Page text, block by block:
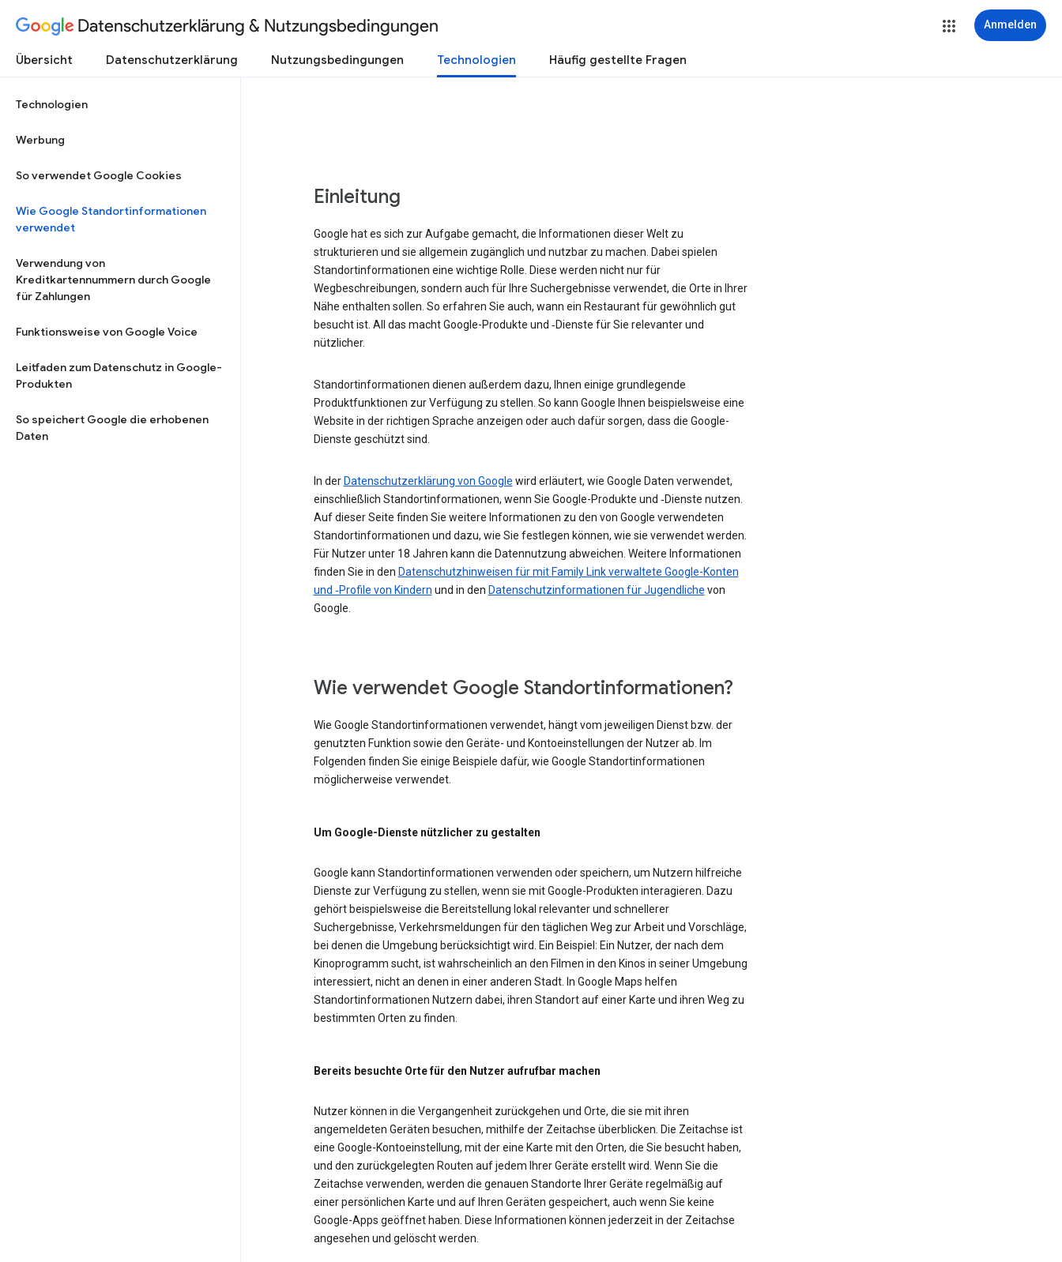
Datenschutzerklärung & Nutzungsbedingungen Anmelden
Übersicht Datenschutzerklärung Nutzungsbedingungen Technologien Häufig gestellte Fragen
Technologien
Werbung
So verwendet Google Cookies
Wie Google Standortinformationen
verwendet
Verwendung von
Kreditkartennummern durch Google
für Zahlungen
Funktionsweise von Google Voice
Leitfaden zum Datenschutz in Google-
Produkten
So speichert Google die erhobenen
Daten
Einleitung
Google hat es sich zur Aufgabe gemacht, die Informationen dieser Welt zu
strukturieren und sie allgemein zugänglich und nutzbar zu machen. Dabei spielen
Standortinformationen eine wichtige Rolle. Diese werden nicht nur für
Wegbeschreibungen, sondern auch für Ihre Suchergebnisse verwendet, die Orte in Ihrer
Nähe enthalten sollen. So erfahren Sie auch, wann ein Restaurant für gewöhnlich gut
besucht ist. All das macht Google-Produkte und ‑Dienste für Sie relevanter und
nützlicher.
Standortinformationen dienen außerdem dazu, Ihnen einige grundlegende
Produktfunktionen zur Verfügung zu stellen. So kann Google Ihnen beispielsweise eine
Website in der richtigen Sprache anzeigen oder auch dafür sorgen, dass die Google-
Dienste geschützt sind.
In der Datenschutzerklärung von Google wird erläutert, wie Google Daten verwendet,
einschließlich Standortinformationen, wenn Sie Google-Produkte und ‑Dienste nutzen.
Auf dieser Seite finden Sie weitere Informationen zu den von Google verwendeten
Standortinformationen und dazu, wie Sie festlegen können, wie sie verwendet werden.
Für Nutzer unter 18 Jahren kann die Datennutzung abweichen. Weitere Informationen
finden Sie in den Datenschutzhinweisen für mit Family Link verwaltete Google-Konten
und ‑Profile von Kindern und in den Datenschutzinformationen für Jugendliche von
Google.
Wie verwendet Google Standortinformationen?
Wie Google Standortinformationen verwendet, hängt vom jeweiligen Dienst bzw. der
genutzten Funktion sowie den Geräte- und Kontoeinstellungen der Nutzer ab. Im
Folgenden finden Sie einige Beispiele dafür, wie Google Standortinformationen
möglicherweise verwendet.
Um Google-Dienste nützlicher zu gestalten
Google kann Standortinformationen verwenden oder speichern, um Nutzern hilfreiche
Dienste zur Verfügung zu stellen, wenn sie mit Google-Produkten interagieren. Dazu
gehört beispielsweise die Bereitstellung lokal relevanter und schnellerer
Suchergebnisse, Verkehrsmeldungen für den täglichen Weg zur Arbeit und Vorschläge,
bei denen die Umgebung berücksichtigt wird. Ein Beispiel: Ein Nutzer, der nach dem
Kinoprogramm sucht, ist wahrscheinlich an den Filmen in den Kinos in seiner Umgebung
interessiert, nicht an denen in einer anderen Stadt. In Google Maps helfen
Standortinformationen Nutzern dabei, ihren Standort auf einer Karte und ihren Weg zu
bestimmten Orten zu finden.
Bereits besuchte Orte für den Nutzer aufrufbar machen
Nutzer können in die Vergangenheit zurückgehen und Orte, die sie mit ihren
angemeldeten Geräten besuchen, mithilfe der Zeitachse überblicken. Die Zeitachse ist
eine Google-Kontoeinstellung, mit der eine Karte mit den Orten, die Sie besucht haben,
und den zurückgelegten Routen auf jedem Ihrer Geräte erstellt wird. Wenn Sie die
Zeitachse verwenden, werden die genauen Standorte Ihrer Geräte regelmäßig auf
einer persönlichen Karte und auf Ihren Geräten gespeichert, auch wenn Sie keine
Google-Apps geöffnet haben. Diese Informationen können jederzeit in der Zeitachse
angesehen und gelöscht werden.